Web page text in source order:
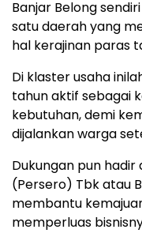
Banjar Belong
satu daerah yang
hal kerajinan paras
Di klaster usaha
tahun aktif sebagai
kebutuhan, demi
dijalankan warga
Dukungan pun hadir
(Persero) Tbk atau
membantu
memperluas